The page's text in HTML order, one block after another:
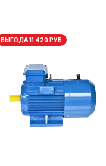
ВЫГОДА 11 420 РУБ